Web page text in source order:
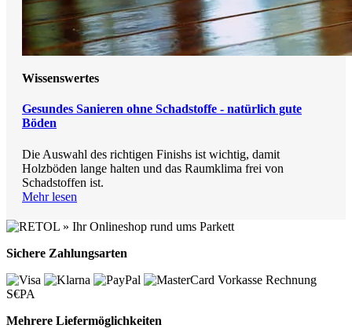
Wissenswertes
Gesundes Sanieren ohne Schadstoffe - natürlich gute
Böden
Die Auswahl des richtigen Finishs ist wichtig, damit
Holzböden lange halten und das Raumklima frei von
Schadstoffen ist.
Mehr lesen
Sichere Zahlungsarten
Vorkasse Rechnung
S€PA
Mehrere Liefermöglichkeiten